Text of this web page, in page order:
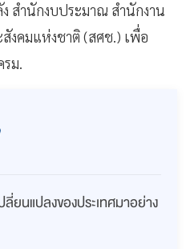
สำนักงบประมาณ สำนักงาน
งคมแห่งชาติ (สศช.) เพื่อ
ม.
ยนแปลงของประเทศมาอย่าง